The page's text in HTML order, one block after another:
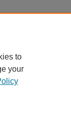
to
your